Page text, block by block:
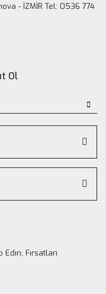
- İZMİR Tel: 0536 774
Ol
Fırsatları